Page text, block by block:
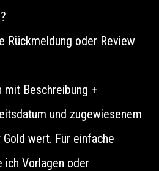
Rückmeldung oder Review
mit Beschreibung +
und zugewiesenem
wert. Für einfache
ich Vorlagen oder